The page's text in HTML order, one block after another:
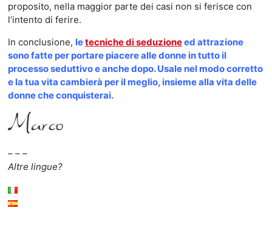
proposito, nella maggior parte dei casi non si ferisce con
l’intento di ferire.
In conclusione, letecniche di seduzioneed attrazione
sono fatte per portare piacere alle donne in tutto il
processo seduttivo e anche dopo. Usale nel modo corretto
e la tua vita cambierà per il meglio, insieme alla vita delle
donne che conquisterai.
– – –
Altre lingue?